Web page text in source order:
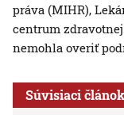
práva (MIHR),
centrum
nemohla overiť
Súvisiaci článok